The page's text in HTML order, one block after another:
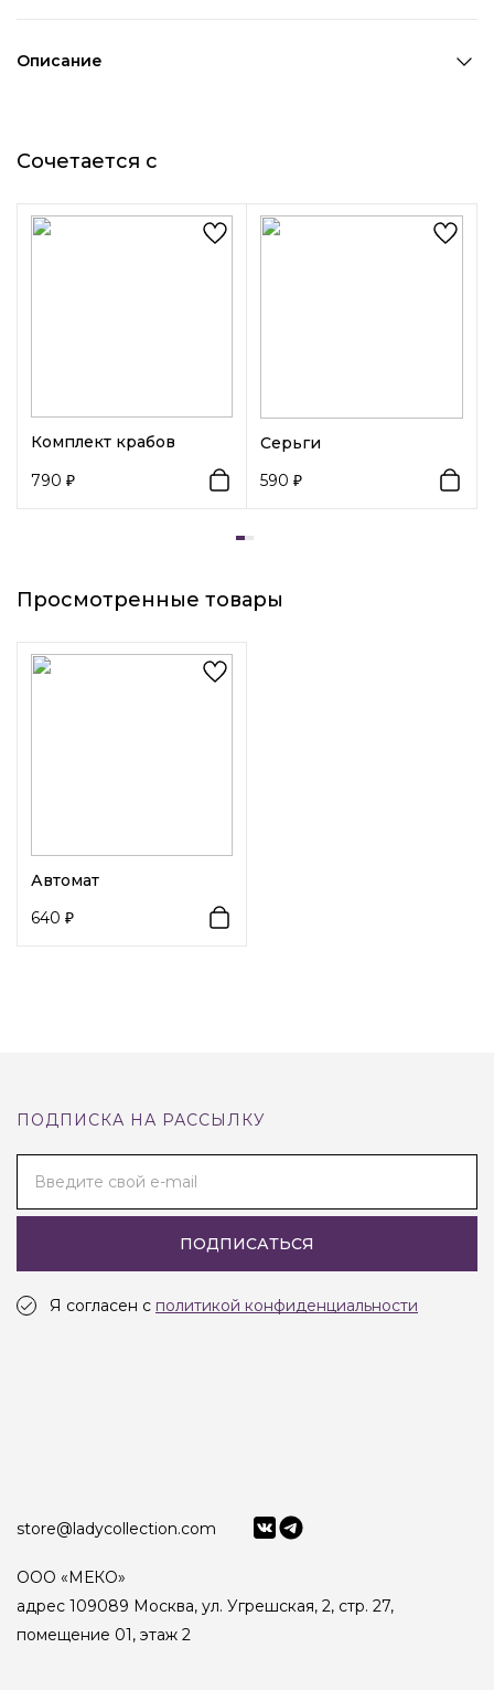
Длина 1:6 см
Возраст:Взрослый
Декоративный элемент 1:
Описание
день. Заколка-автомат отлично держит волосы любой
Сочетается с
Комплект крабов
790
Серьги
590
Просмотренные товары
Автомат
640
ПОДПИСКА НА РАССЫЛКУ
Введите свой e-mail
ПОДПИСАТЬСЯ
Я согласен с политикой конфиденциальности
store@ladycollection.com
ООО «МЕКО»
адрес 109089 Москва, ул. Угрешская, 2, стр. 27,
помещение 01, этаж 2